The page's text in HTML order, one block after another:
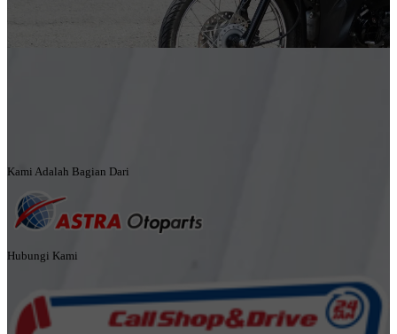
Kami Adalah Bagian Dari
Hubungi Kami